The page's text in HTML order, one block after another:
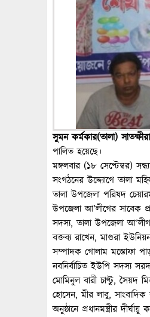
সুমন কর্মকার(তালা)
পালিত হয়েছে।
মঙ্গলবার (১৮ সেপ্টেম্বর)
সংগঠনের উদ্দ্যোগে তালা
তালা উপজেলা পরিষদ
উপজেলা আ’লীগের সাবেক
সদস্য, তালা উপজেলা
বক্তব্য রাখেন, মাগুরা
সম্পাদক গোলাম মস্তোফা
নবনির্বাচিত ইউপি সদস্য
মোমিনুল বারী চাণ্টু, সৈয়দ
হোসেন, মীর লাবু,
অনুষ্ঠানে প্রধানমন্ত্রীর